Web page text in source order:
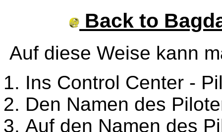
Back to
Auf diese Weise kann
Ins Control Center -
Den Namen des
Auf den Namen des